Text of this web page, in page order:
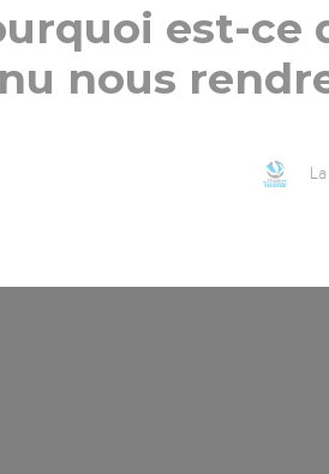
est-ce
nous